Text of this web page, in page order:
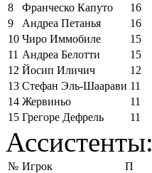
8
Франческо Капуто
16
9
Андреа Петанья
16
10 Чиро Иммобиле
15
11 Андреа Белотти
15
12 Йосип Иличич
12
13 Стефан Эль-Шаарави 11
14 Жервиньо
11
15 Грегоре Дефрель 11
Ассистенты:
№ Игрок
П